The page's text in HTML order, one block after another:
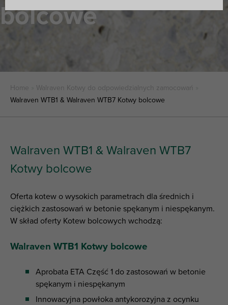
bolcowe
Home Walraven Kotwy do odpowiedzialnych zamocowań
Walraven WTB1 & Walraven WTB7 Kotwy bolcowe
Walraven WTB1 & Walraven WTB7
Kotwy bolcowe
Oferta kotew o wysokich parametrach dla średnich i
ciężkich zastosowań w betonie spękanym i niespękanym.
W skład oferty Kotew bolcowych wchodzą:
Walraven WTB1 Kotwy bolcowe
Aprobata ETA Część 1 do zastosowań w betonie
spękanym i niespękanym
Innowacyjna powłoka antykorozyjna z ocynku